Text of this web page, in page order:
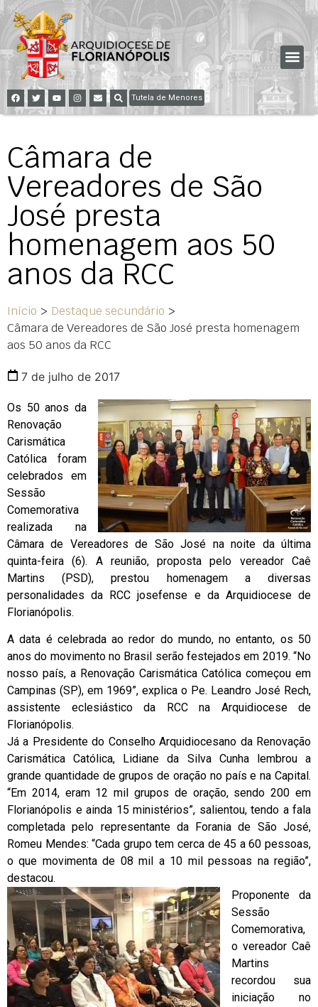
Tutela de Menores
Câmara de
Vereadores de São
José presta
homenagem aos 50
anos da RCC
Início > Destaque secundário >
Câmara de Vereadores de São José presta homenagem
aos 50 anos da RCC
7 de julho de 2017
Os 50 anos da
Renovação
Carismática
Católica foram
celebrados em
Sessão
Comemorativa
realizada na
Câmara de Vereadores de São José na noite da última
quinta-feira (6). A reunião, proposta pelo vereador Caê
Martins (PSD), prestou homenagem a diversas
personalidades da RCC josefense e da Arquidiocese de
Florianópolis.
A data é celebrada ao redor do mundo, no entanto, os 50
anos do movimento no Brasil serão festejados em 2019. “No
nosso país, a Renovação Carismática Católica começou em
Campinas (SP), em 1969”, explica o Pe. Leandro José Rech,
assistente eclesiástico da RCC na Arquidiocese de
Florianópolis.
Já a Presidente do Conselho Arquidiocesano da Renovação
Carismática Católica, Lidiane da Silva Cunha lembrou a
grande quantidade de grupos de oração no país e na Capital.
“Em 2014, eram 12 mil grupos de oração, sendo 200 em
Florianópolis e ainda 15 ministérios”, salientou, tendo a fala
completada pelo representante da Forania de São José,
Romeu Mendes: “Cada grupo tem cerca de 45 a 60 pessoas,
o que movimenta de 08 mil a 10 mil pessoas na região”,
destacou.
Proponente da
Sessão
Comemorativa,
o vereador Caê
Martins
recordou sua
iniciação no